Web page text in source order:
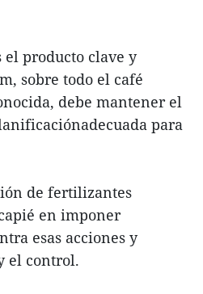
el producto clave y
sobre todo el café
debe mantener el
para
de fertilizantes
en imponer
esas acciones y
el control.